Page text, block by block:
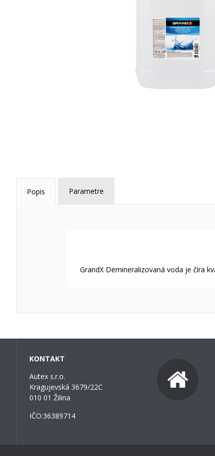
Popis Parametre
GrandX Demineralizovaná voda je číra
KONTAKT
Autex s.r.o.
Kragujevská 3679/22C
010 01 Žilina
IČO:36389714